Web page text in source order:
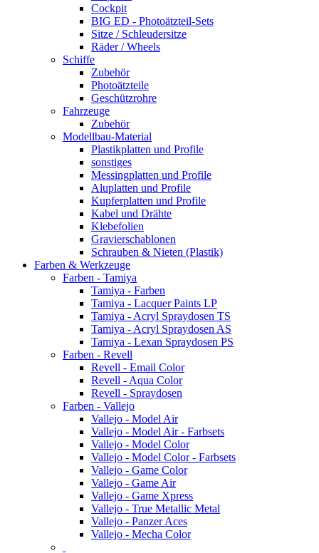
Cockpit
BIG ED - Photoätzteil-Sets
Sitze / Schleudersitze
Räder / Wheels
Schiffe
Zubehör
Photoätzteile
Geschützrohre
Fahrzeuge
Zubehör
Modellbau-Material
Plastikplatten und Profile
sonstiges
Messingplatten und Profile
Aluplatten und Profile
Kupferplatten und Profile
Kabel und Drähte
Klebefolien
Gravierschablonen
Schrauben & Nieten (Plastik)
Farben & Werkzeuge
Farben - Tamiya
Tamiya - Farben
Tamiya - Lacquer Paints LP
Tamiya - Acryl Spraydosen TS
Tamiya - Acryl Spraydosen AS
Tamiya - Lexan Spraydosen PS
Farben - Revell
Revell - Email Color
Revell - Aqua Color
Revell - Spraydosen
Farben - Vallejo
Vallejo - Model Air
Vallejo - Model Air - Farbsets
Vallejo - Model Color
Vallejo - Model Color - Farbsets
Vallejo - Game Color
Vallejo - Game Air
Vallejo - Game Xpress
Vallejo - True Metallic Metal
Vallejo - Panzer Aces
Vallejo - Mecha Color